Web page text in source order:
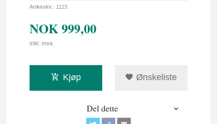
Artikkelnr.: 1123
NOK999,00
inkl. mva.
Kjøp Ønskeliste
Del dette